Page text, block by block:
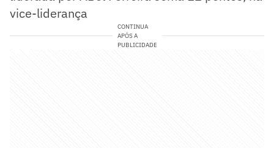
vice-liderança
CONTINUA
APÓS A
PUBLICIDADE